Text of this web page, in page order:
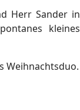
Herr Sander in
kleines
Weihnachtsduo.